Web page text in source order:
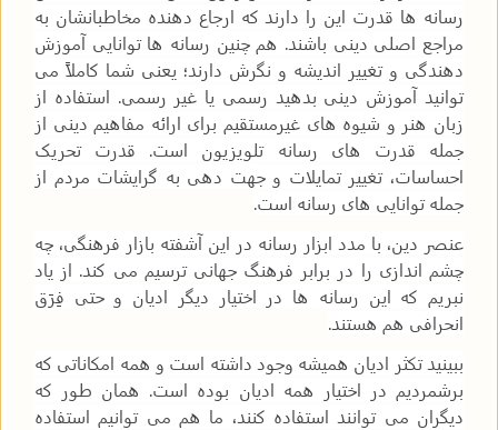
رسانه ها قدرت این را دارند که ارجاع دهنده مخاطبانشان به
مراجع اصلی دینی باشند. هم چنین رسانه ها توانایی آموزش
دهندگی و تغییر اندیشه و نگرش دارند؛ یعنی شما کاملاً می
توانید آموزش دینی بدهید رسمی یا غیر رسمی. استفاده از
زبان هنر و شیوه های غیرمستقیم برای ارائه مفاهیم دینی از
جمله قدرت های رسانه تلویزیون است. قدرت تحریک
احساسات، تغییر تمایلات و جهت دهی به گرایشات مردم از
جمله توانایی های رسانه است.
عنصر دین، با مدد ابزار رسانه در این آشفته بازار فرهنگی، چه
چشم اندازی را در برابر فرهنگ جهانی ترسیم می کند. از یاد
نبریم که این رسانه ها در اختیار دیگر ادیان و حتی فِرَق
انحرافی هم هستند.
ببینید تکثر ادیان همیشه وجود داشته است و همه امکاناتی که
برشمردیم در اختیار همه ادیان بوده است. همان طور که
دیگران می توانند استفاده کنند، ما هم می توانیم استفاده